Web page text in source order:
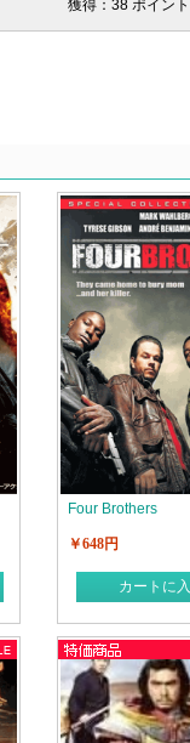
獲得：38 ポイン
Four Brothers
￥648円
カートに